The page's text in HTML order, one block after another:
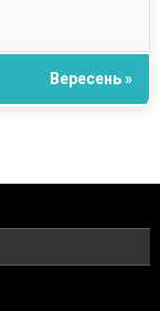
Вересень »